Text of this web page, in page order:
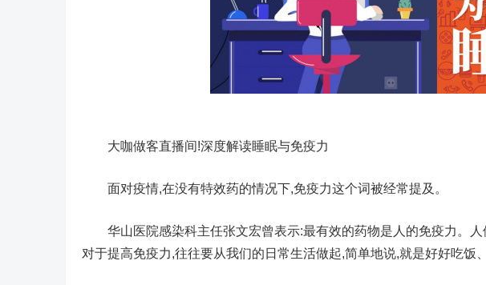
大咖做客直播间!深度解读睡眠与免疫力
面对疫情,在没有特效药的情况下,免疫力这个词被经常提及。
华山医院感染科主任张文宏曾表示:最有效的药物是人的免疫力。人
对于提高免疫力,往往要从我们的日常生活做起,简单地说,就是好好吃饭